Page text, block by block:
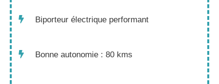
Biporteur électrique performant
Bonne autonomie : 80 kms